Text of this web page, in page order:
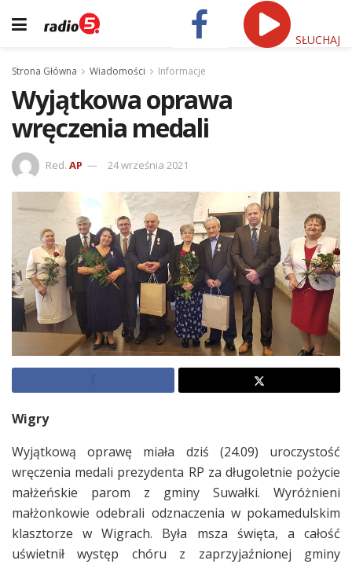
SŁUCHAJ
Strona Główna Wiadomości Informacje
Wyjątkowa oprawa
wręczenia medali
Red. AP 24 września 2021
Wigry
Wyjątkową oprawę miała dziś (24.09) uroczystość
wręczenia medali prezydenta RP za długoletnie pożycie
małżeńskie parom z gminy Suwałki. Wyróżnieni
małżonkowie odebrali odznaczenia w pokamedulskim
klasztorze w Wigrach. Była msza święta, a całość
uświetnił występ chóru z zaprzyjaźnionej gminy